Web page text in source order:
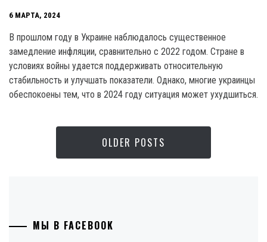
6 МАРТА, 2024
В прошлом году в Украине наблюдалось существенное
замедление инфляции, сравнительно с 2022 годом. Стране в
условиях войны удается поддерживать относительную
стабильность и улучшать показатели. Однако, многие украинцы
обеспокоены тем, что в 2024 году ситуация может ухудшиться.
OLDER POSTS
МЫ В FACEBOOK